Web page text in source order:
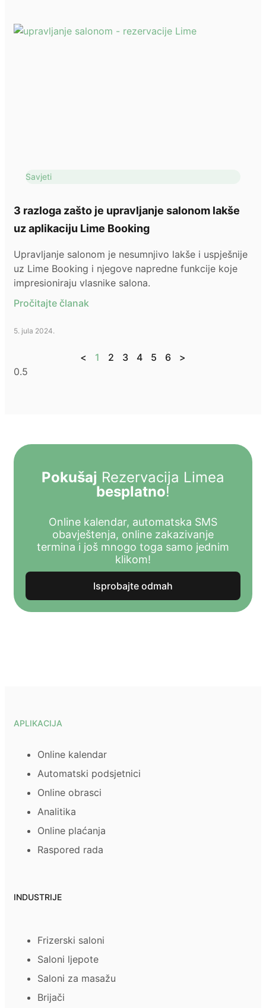
Savjeti
3 razloga zašto je upravljanje salonom lakše
uz aplikaciju Lime Booking
Upravljanje salonom je nesumnjivo lakše i uspješnije
uz Lime Booking i njegove napredne funkcije koje
impresioniraju vlasnike salona.
Pročitajte članak
5. jula 2024.
< 1 2 3 4 5 6 >
Pokušaj Rezervacija Limea
besplatno!
Online kalendar, automatska SMS
obavještenja, online zakazivanje
termina i još mnogo toga samo jednim
klikom!
Isprobajte odmah
APLIKACIJA
Online kalendar
Automatski podsjetnici
Online obrasci
Analitika
Online plaćanja
Raspored rada
INDUSTRIJE
Frizerski saloni
Saloni ljepote
Saloni za masažu
Brijači